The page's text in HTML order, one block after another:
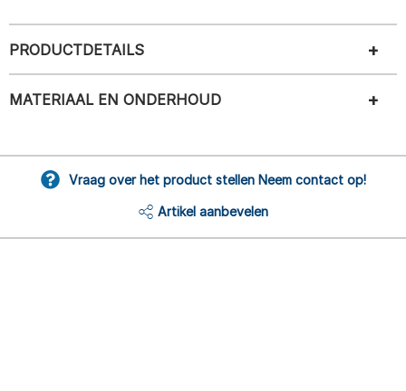
PRODUCTDETAILS
MATERIAAL EN ONDERHOUD
Vraag over het product stellen Neem contact op!
Artikel aanbevelen